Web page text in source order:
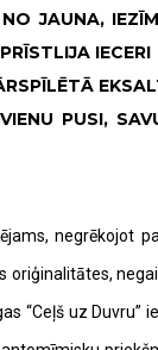
JAUNA,
PUSI,
negrēkojot
oriģinalitātes,
“Ceļš uz Duvru”